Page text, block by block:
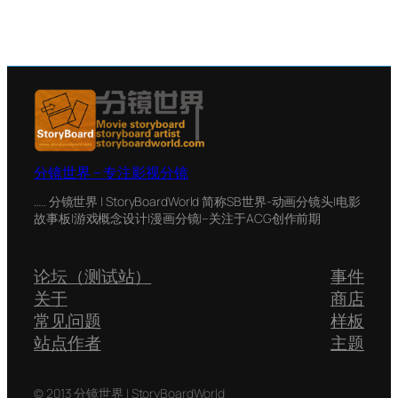
分镜世界 – 专注影视分镜
….. 分镜世界 | StoryBoardWorld 简称SB世界-动画分镜头|电影
故事板|游戏概念设计|漫画分镜|–关注于ACG创作前期
论坛（测试站）
关于
常见问题
站点作者
事件
商店
样板
主题
© 2013 分镜世界 | StoryBoardWorld